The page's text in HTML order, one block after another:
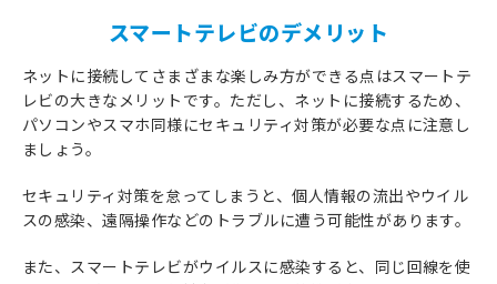
スマートテレビのデメリット
ネットに接続してさまざまな楽しみ方ができる点はスマートテ
レビの大きなメリットです。ただし、ネットに接続するため、
パソコンやスマホ同様にセキュリティ対策が必要な点に注意し
ましょう。
セキュリティ対策を怠ってしまうと、個人情報の流出やウイル
スの感染、遠隔操作などのトラブルに遭う可能性があります。
また、スマートテレビがウイルスに感染すると、同じ回線を使